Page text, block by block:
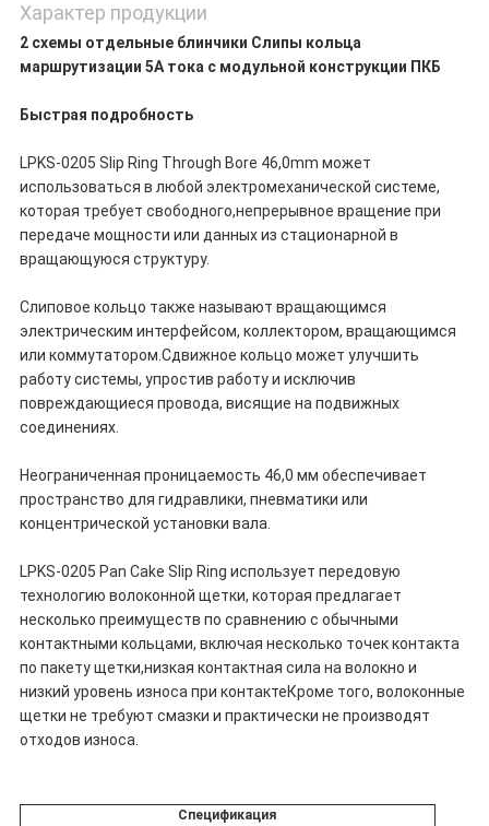
Характер продукции
2 схемы отдельные блинчики Слипы кольца
маршрутизации 5A тока с модульной конструкции ПКБ
Быстрая подробность
LPKS-0205 Slip Ring Through Bore 46,0mm может
использоваться в любой электромеханической системе,
которая требует свободного,непрерывное вращение при
передаче мощности или данных из стационарной в
вращающуюся структуру.
Слиповое кольцо также называют вращающимся
электрическим интерфейсом, коллектором, вращающимся
или коммутатором.Сдвижное кольцо может улучшить
работу системы, упростив работу и исключив
повреждающиеся провода, висящие на подвижных
соединениях.
Неограниченная проницаемость 46,0 мм обеспечивает
пространство для гидравлики, пневматики или
концентрической установки вала.
LPKS-0205 Pan Cake Slip Ring использует передовую
технологию волоконной щетки, которая предлагает
несколько преимуществ по сравнению с обычными
контактными кольцами, включая несколько точек контакта
по пакету щетки,низкая контактная сила на волокно и
низкий уровень износа при контактеКроме того, волоконные
щетки не требуют смазки и практически не производят
отходов износа.
Спецификация